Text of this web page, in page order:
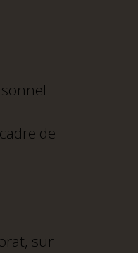
de
sur